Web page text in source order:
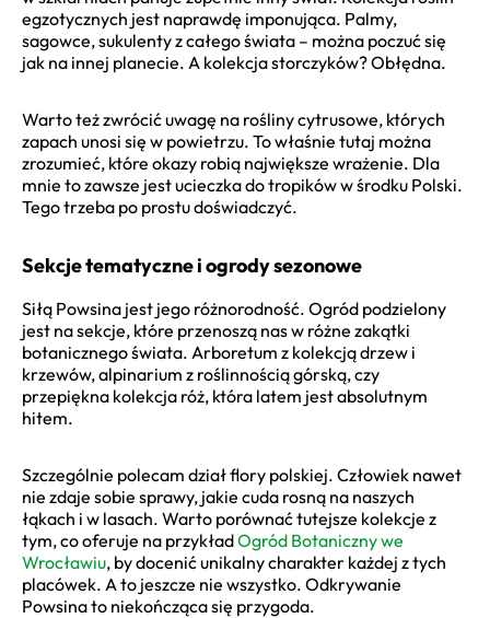
egzotycznych jest naprawdę imponująca. Palmy,
sagowce, sukulenty z całego świata – można poczuć się
jak na innej planecie. A kolekcja storczyków? Obłędna.
Warto też zwrócić uwagę na rośliny cytrusowe, których
zapach unosi się w powietrzu. To właśnie tutaj można
zrozumieć, które okazy robią największe wrażenie. Dla
mnie to zawsze jest ucieczka do tropików w środku Polski.
Tego trzeba po prostu doświadczyć.
Sekcje tematyczne i ogrody sezonowe
Siłą Powsina jest jego różnorodność. Ogród podzielony
jest na sekcje, które przenoszą nas w różne zakątki
botanicznego świata. Arboretum z kolekcją drzew i
krzewów, alpinarium z roślinnością górską, czy
przepiękna kolekcja róż, która latem jest absolutnym
hitem.
Szczególnie polecam dział flory polskiej. Człowiek nawet
nie zdaje sobie sprawy, jakie cuda rosną na naszych
łąkach i w lasach. Warto porównać tutejsze kolekcje z
tym, co oferuje na przykładOgród Botaniczny we
Wrocławiu, by docenić unikalny charakter każdej z tych
placówek. A to jeszcze nie wszystko. Odkrywanie
Powsina to niekończąca się przygoda.